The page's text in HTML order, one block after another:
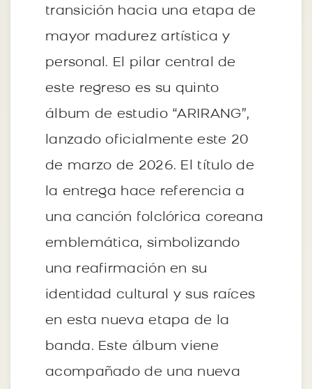
transición hacia una etapa de
mayor madurez artística y
personal. El pilar central de
este regreso es su quinto
álbum de estudio “ARIRANG”,
lanzado oficialmente este 20
de marzo de 2026. El título de
la entrega hace referencia a
una canción folclórica coreana
emblemática, simbolizando
una reafirmación en su
identidad cultural y sus raíces
en esta nueva etapa de la
banda. Este álbum viene
acompañado de una nueva